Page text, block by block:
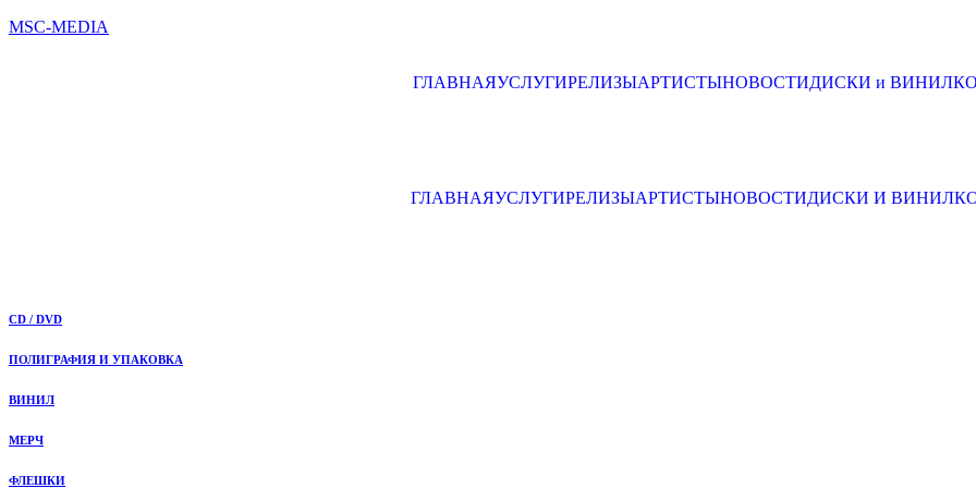
MSC-MEDIA
ГЛАВНАЯУСЛУГИРЕЛИЗЫАРТИСТЫНОВОСТИДИСКИ и ВИНИЛ
ГЛАВНАЯУСЛУГИРЕЛИЗЫАРТИСТЫНОВОСТИДИСКИ И ВИНИЛ
CD / DVD
ПОЛИГРАФИЯ И УПАКОВКА
ВИНИЛ
МЕРЧ
ФЛЕШКИ